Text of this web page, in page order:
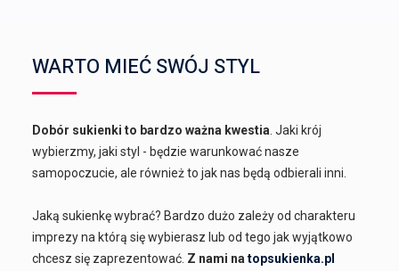
WARTO MIEĆ SWÓJ STYL
Dobór sukienki to bardzo ważna kwestia . Jaki krój
wybierzmy, jaki styl - będzie warunkować nasze
samopoczucie, ale również to jak nas będą odbierali inni.
Jaką sukienkę wybrać? Bardzo dużo zależy od charakteru
imprezy na którą się wybierasz lub od tego jak wyjątkowo
chcesz się zaprezentować. Z nami natopsukienka.pl